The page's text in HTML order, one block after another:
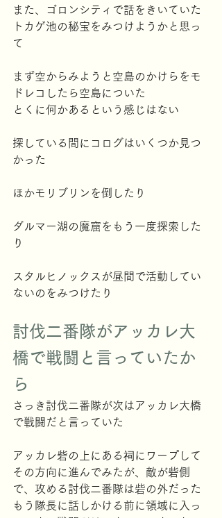
また、ゴロンシティで話をきいていた
トカゲ池の秘宝をみつけようかと思っ
て
まず空からみようと空島のかけらをモ
ドレコしたら空島についた
とくに何かあるという感じはない
探している間にコログはいくつか見つ
かった
ほかモリブリンを倒したり
ダルマー湖の魔窟をもう一度探索した
り
スタルヒノックスが昼間で活動してい
ないのをみつけたり
討伐二番隊がアッカレ大
橋で戦闘と言っていたか
ら
さっき討伐二番隊が次はアッカレ大橋
で戦闘だと言っていた
アッカレ砦の上にある祠にワープして
その方向に進んでみたが、敵が砦側
で、攻める討伐二番隊は砦の外だった
もう隊長に話しかける前に領域に入っ